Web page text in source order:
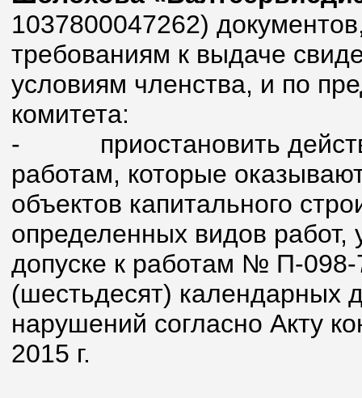
1037800047262)
требованиям к выдаче
условиям членства, и по
комитета:
-
приостановить
работам, которые
объектов капитального
определенных видов работ,
допуске к работам № П-
(шестьдесят) календарных
нарушений согласно Акту
2015 г.